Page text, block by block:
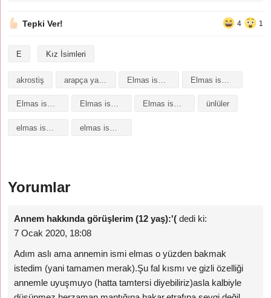
Tepki Ver! 4 1
E Kız İsimleri
akrostiş arapça yazılışı
Elmas isminin baş harfleriyle şiir Elmas isminin kökeni Elmas isminin numerolojisi ünlüler
Yorumlar
Annem hakkında görüşlerim (12 yaş):'( dedi ki:
7 Ocak 2020, 18:08
Adım aslı ama annemin ismi elmas o yüzden bakmak
istedim (yani tamamen merak).Şu fal kısmı ve gizli özelliği
annemle uyuşmuyo (hatta tamtersi diyebiliriz)asla kalbiyle